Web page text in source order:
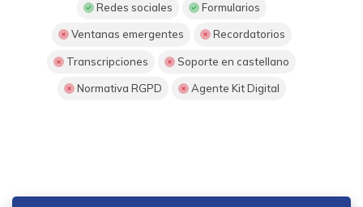
Redes sociales Formularios
Ventanas emergentes Recordatorios
Transcripciones Soporte en castellano
Normativa RGPD Agente Kit Digital